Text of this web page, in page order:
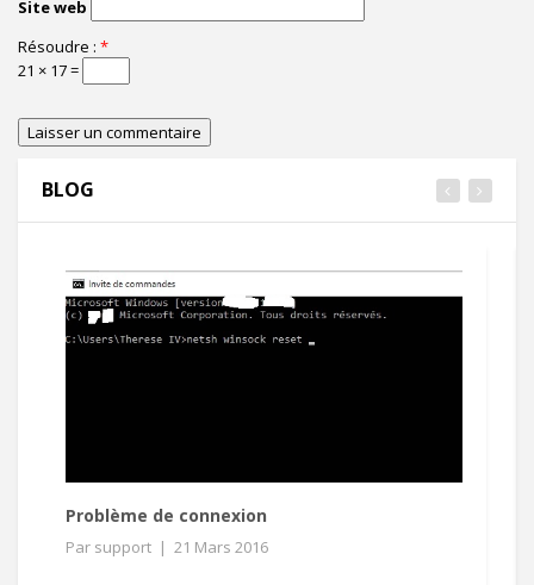
Site web
Résoudre : *
21 × 17 =
BLOG
Problème de connexion
Par support | 21 Mars 2016